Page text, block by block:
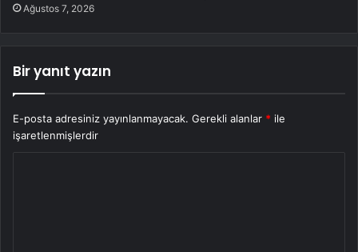
Ağustos 7, 2026
Bir yanıt yazın
E-posta adresiniz yayınlanmayacak. Gerekli alanlar * ile
işaretlenmişlerdir